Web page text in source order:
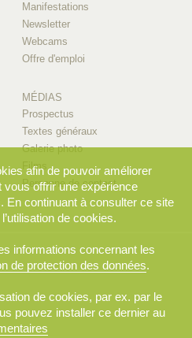
Manifestations
Newsletter
Webcams
Offre d'emploi
MÉDIAS
Prospectus
Textes généraux
Galerie photo
Films
Personne de contact
afin de pouvoir améliorer
vous offrir une expérience
En continuant à consulter ce site
de cookies.
informations concernant les
de protection des données.
de cookies, par ex. par le
pouvez installer ce dernier au